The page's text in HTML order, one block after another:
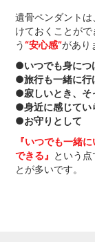
遺骨ペンダント
けておくことが
う“安心感”があり
●いつでも身につ
●旅行も一緒に行
●寂しいとき、そ
●身近に感じてい
●お守りとして
『いつでも一緒
できる』 という
とが多いです。